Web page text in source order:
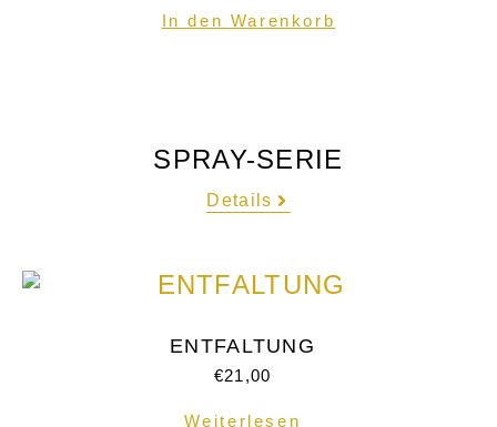
In den Warenkorb
SPRAY-SERIE
Details
ENTFALTUNG
€21,00
Weiterlesen